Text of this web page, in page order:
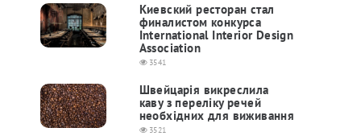
Киевский ресторан стал
финалистом конкурса
International Interior Design
Association
3541
Швейцарія викреслила
каву з переліку речей
необхідних для виживання
3521